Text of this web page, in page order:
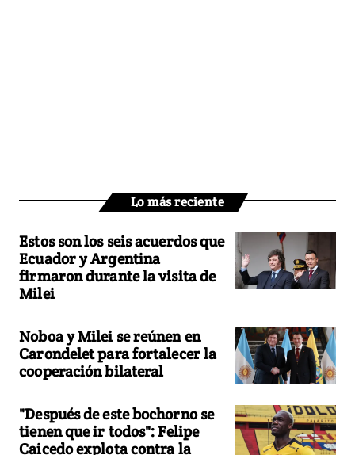
Lo más reciente
Estos son los seis acuerdos que
Ecuador y Argentina
firmaron durante la visita de
Milei
Noboa y Milei se reúnen en
Carondelet para fortalecer la
cooperación bilateral
"Después de este bochorno se
tienen que ir todos": Felipe
Caicedo explota contra la